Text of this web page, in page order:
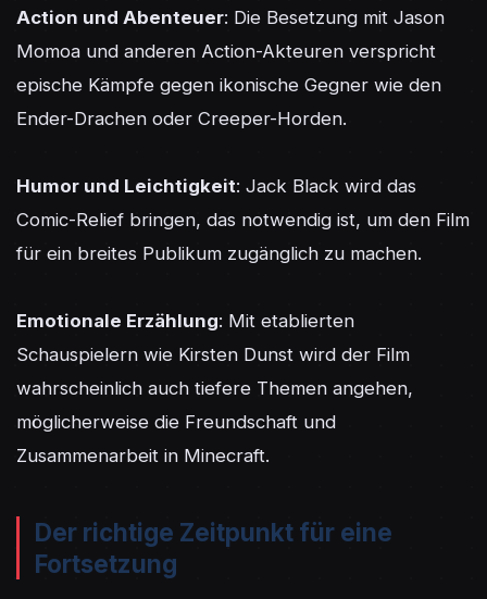
Action und Abenteuer: Die Besetzung mit Jason
Momoa und anderen Action-Akteuren verspricht
epische Kämpfe gegen ikonische Gegner wie den
Ender-Drachen oder Creeper-Horden.
Humor und Leichtigkeit: Jack Black wird das
Comic-Relief bringen, das notwendig ist, um den Film
für ein breites Publikum zugänglich zu machen.
Emotionale Erzählung: Mit etablierten
Schauspielern wie Kirsten Dunst wird der Film
wahrscheinlich auch tiefere Themen angehen,
möglicherweise die Freundschaft und
Zusammenarbeit in Minecraft.
Der richtige Zeitpunkt für eine
Fortsetzung